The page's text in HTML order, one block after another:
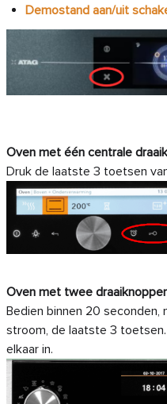
Demostand aan/uit
Oven met één centrale
Druk de laatste 3 toetsen
Oven met twee
Bedien binnen 20 seconden,
stroom, de laatste 3
elkaar in.